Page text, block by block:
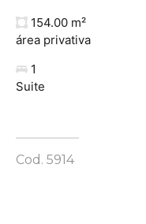
154.00 m²
área privativa
1
Suite
Cod. 5914